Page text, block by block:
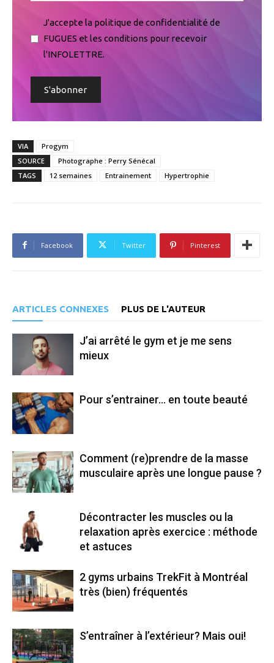
J'accepte la politique de confidentialité de
FUGUES et les conditions pour recevoir
l'INFOLETTRE.
VIA
Progym
SOURCE
Photographe : Perry Sénécal
TAGS
12 semaines Entrainement Hypertrophie
Facebook Twitter Pinterest
ARTICLES CONNEXES PLUS DE L'AUTEUR
J’ai arrêté le gym et je me sens
mieux
Pour s’entrainer… en toute beauté
Comment (re)prendre de la masse
musculaire après une longue pause ?
Décontracter les muscles ou la
relaxation après exercice : méthode
et astuces
2 gyms urbains TrekFit à Montréal
très (bien) fréquentés
S’entraîner à l’extérieur? Mais oui!